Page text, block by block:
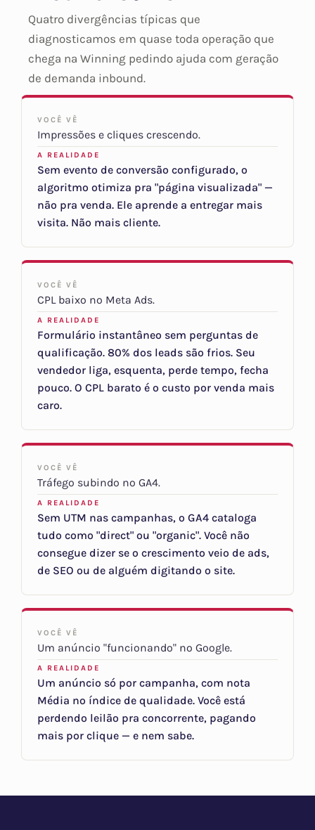
Quatro divergências típicas que
diagnosticamos em quase toda operação que
chega na Winning pedindo ajuda com geração
de demanda inbound.
VOCÊ VÊ
Impressões e cliques crescendo.
A REALIDADE
Sem evento de conversão configurado, o
algoritmo otimiza pra "página visualizada" —
não pra venda. Ele aprende a entregar mais
visita. Não mais cliente.
VOCÊ VÊ
CPL baixo no Meta Ads.
A REALIDADE
Formulário instantâneo sem perguntas de
qualificação. 80% dos leads são frios. Seu
vendedor liga, esquenta, perde tempo, fecha
pouco. O CPL barato é o custo por venda mais
caro.
VOCÊ VÊ
Tráfego subindo no GA4.
A REALIDADE
Sem UTM nas campanhas, o GA4 cataloga
tudo como "direct" ou "organic". Você não
consegue dizer se o crescimento veio de ads,
de SEO ou de alguém digitando o site.
VOCÊ VÊ
Um anúncio "funcionando" no Google.
A REALIDADE
Um anúncio só por campanha, com nota
Média no índice de qualidade. Você está
perdendo leilão pra concorrente, pagando
mais por clique — e nem sabe.